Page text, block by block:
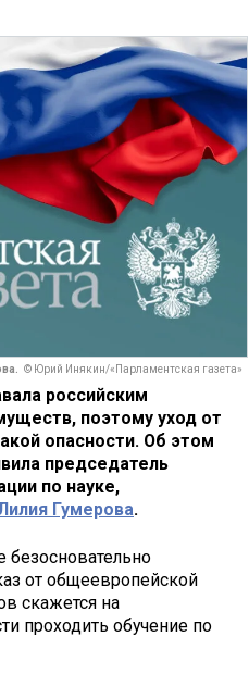
© Юрий Инякин/«Парламентская газета»
российским
поэтому уход от
опасности. Об этом
председатель
по науке,
Гумерова.
безосновательно
от общеевропейской
скажется на
проходить обучение по